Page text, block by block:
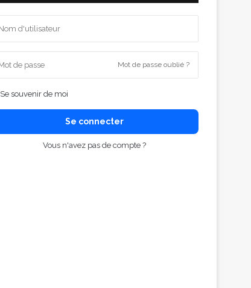
Mot de passe oublié ?
Se souvenir de moi
Se connecter
Vous n'avez pas de compte ?